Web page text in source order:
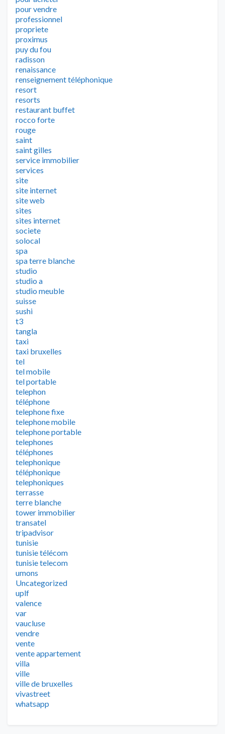
pour vendre
professionnel
propriete
proximus
puy du fou
radisson
renaissance
renseignement téléphonique
resort
resorts
restaurant buffet
rocco forte
rouge
saint
saint gilles
service immobilier
services
site
site internet
site web
sites
sites internet
societe
solocal
spa
spa terre blanche
studio
studio a
studio meuble
suisse
sushi
t3
tangla
taxi
taxi bruxelles
tel
tel mobile
tel portable
telephon
téléphone
telephone fixe
telephone mobile
telephone portable
telephones
téléphones
telephonique
téléphonique
telephoniques
terrasse
terre blanche
tower immobilier
transatel
tripadvisor
tunisie
tunisie télécom
tunisie telecom
umons
Uncategorized
uplf
valence
var
vaucluse
vendre
vente
vente appartement
villa
ville
ville de bruxelles
vivastreet
whatsapp